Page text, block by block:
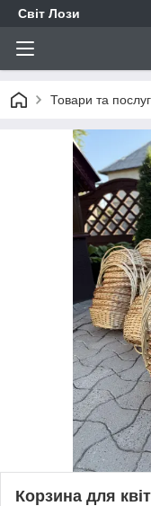
Світ Лози
Товари та
Корзина для